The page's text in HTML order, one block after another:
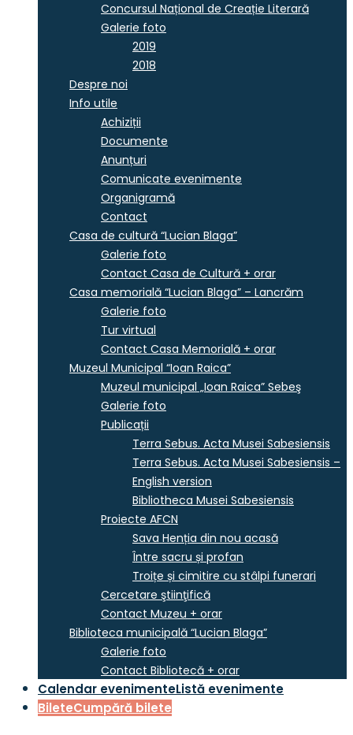
Concursul Național de Creație Literară
Galerie foto
2019
2018
Despre noi
Info utile
Achiziții
Documente
Anunțuri
Comunicate evenimente
Organigramă
Contact
Casa de cultură “Lucian Blaga”
Galerie foto
Contact Casa de Cultură + orar
Casa memorială “Lucian Blaga” – Lancrăm
Galerie foto
Tur virtual
Contact Casa Memorială + orar
Muzeul Municipal “Ioan Raica”
Muzeul municipal „Ioan Raica” Sebeş
Galerie foto
Publicații
Terra Sebus. Acta Musei Sabesiensis
Terra Sebus. Acta Musei Sabesiensis –
English version
Bibliotheca Musei Sabesiensis
Proiecte AFCN
Sava Henția din nou acasă
Între sacru și profan
Troițe și cimitire cu stâlpi funerari
Cercetare ştiinţifică
Contact Muzeu + orar
Biblioteca municipală “Lucian Blaga”
Galerie foto
Contact Bibliotecă + orar
Calendar evenimenteListă evenimente
BileteCumpără bilete